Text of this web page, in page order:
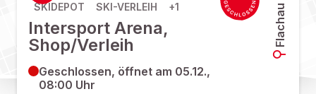
SKIDEPOT SKI-VERLEIH +1
Intersport Arena,
Shop/Verleih
Flachau
Geschlossen, öffnet am 05.12.,
08:00 Uhr